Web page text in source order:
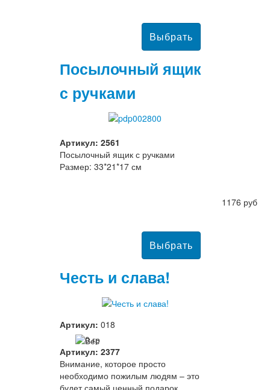
Посылочный ящик
с ручками
Артикул: 2561
Посылочный ящик с ручками
Размер: 33*21*17 см
1176 руб
Честь и слава!
Артикул: 018
0 гр
Артикул: 2377
Внимание, которое просто
необходимо пожилым людям – это
будет самый ценный подарок